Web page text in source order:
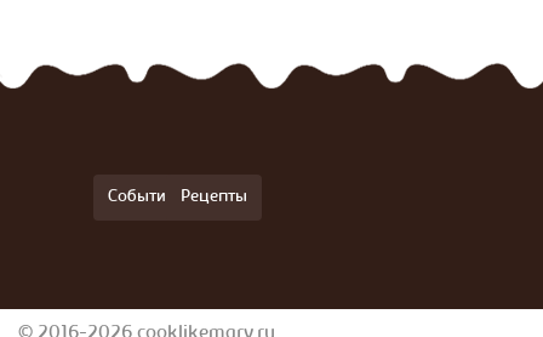
События Рецепты
© 2016-2026 cooklikemary.ru